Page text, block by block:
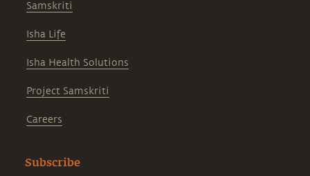
Samskriti
Isha Life
Isha Health Solutions
Project Samskriti
Careers
Subscribe